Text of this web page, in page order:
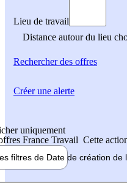
Lieu de travail
Distance autour du lieu
Rechercherdes offres
uniquement
France Travail Cette
filtres de Date de création de
Créer une alerte